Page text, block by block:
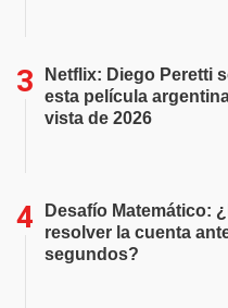
Netflix: Diego Peretti
esta película
vista de 2026
Desafío Matemático:
resolver la cuenta
segundos?